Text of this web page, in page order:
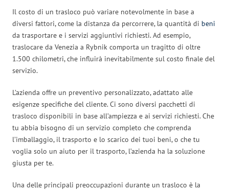
Il costo di un trasloco può variare notevolmente in base a
diversi fattori, come la distanza da percorrere, la quantità di beni
da trasportare e i servizi aggiuntivi richiesti. Ad esempio,
traslocare da Venezia a Rybnik comporta un tragitto di oltre
1.500 chilometri, che influirà inevitabilmente sul costo finale del
servizio.
L’azienda offre un preventivo personalizzato, adattato alle
esigenze specifiche del cliente. Ci sono diversi pacchetti di
trasloco disponibili in base all’ampiezza e ai servizi richiesti. Che
tu abbia bisogno di un servizio completo che comprenda
l’imballaggio, il trasporto e lo scarico dei tuoi beni, o che tu
voglia solo un aiuto per il trasporto, l’azienda ha la soluzione
giusta per te.
Una delle principali preoccupazioni durante un trasloco è la